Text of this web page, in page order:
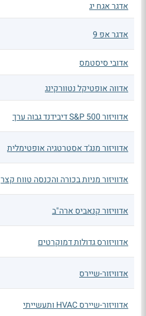
אדגר אגח יג
אדגר אפ 9
אדובי סיסטמס
אדווה אופטיקל נטוורקינג
אדוויזור S&P 500 דיבידנד גבוה ערך
אדוויזור מנג'ד אסטרטגיה אופטימלית
אדוויזור מניות בכורה והכנסה טווח קצר
אדוויזור קנאביס ארה"ב
אדוויזורס גדולות דמוקרטים
אדוויזור-שיירס
אדוויזור-שיירס HVAC ותעשייתי